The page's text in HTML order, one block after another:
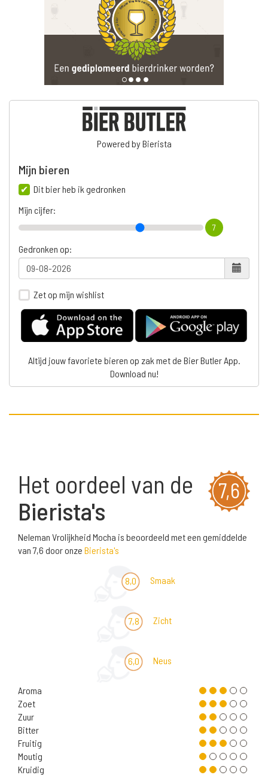
Powered by Bierista
Mijn bieren
Dit bier heb ik gedronken
Mijn cijfer:
7
Gedronken op:
Zet op mijn wishlist
Altijd jouw favoriete bieren op zak met de Bier Butler App.
Download nu!
7,6
Het oordeel van de
Bierista's
Neleman Vrolijkheid Mocha is beoordeeld met een gemiddelde
van 7,6 door onze Bierista's
8,0 Smaak
7,8 Zicht
6,0 Neus
Aroma
Zoet
Zuur
Bitter
Fruitig
Moutig
Kruidig